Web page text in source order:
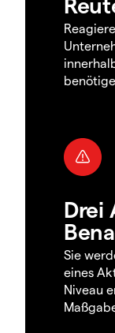
Drei
Sie
eines
Niveau